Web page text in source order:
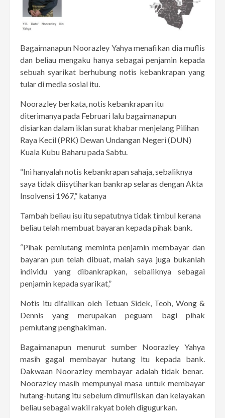
Bagaimanapun Noorazley Yahya menafikan dia muflis
dan beliau mengaku hanya sebagai penjamin kepada
sebuah syarikat berhubung notis kebankrapan yang
tular di media sosial itu.
Noorazley berkata, notis kebankrapan itu
diterimanya pada Februari lalu bagaimanapun
disiarkan dalam iklan surat khabar menjelang Pilihan
Raya Kecil (PRK) Dewan Undangan Negeri (DUN)
Kuala Kubu Baharu pada Sabtu.
“Ini hanyalah notis kebankrapan sahaja, sebaliknya
saya tidak diisytiharkan bankrap selaras dengan Akta
Insolvensi 1967,” katanya
Tambah beliau isu itu sepatutnya tidak timbul kerana
beliau telah membuat bayaran kepada pihak bank.
“Pihak pemiutang meminta penjamin membayar dan
bayaran pun telah dibuat, malah saya juga bukanlah
individu yang dibankrapkan, sebaliknya sebagai
penjamin kepada syarikat,”
Notis itu difailkan oleh Tetuan Sidek, Teoh, Wong &
Dennis yang merupakan peguam bagi pihak
pemiutang penghakiman.
Bagaimanapun menurut sumber Noorazley Yahya
masih gagal membayar hutang itu kepada bank.
Dakwaan Noorazley membayar adalah tidak benar.
Noorazley masih mempunyai masa untuk membayar
hutang-hutang itu sebelum dimufliskan dan kelayakan
beliau sebagai wakil rakyat boleh digugurkan.